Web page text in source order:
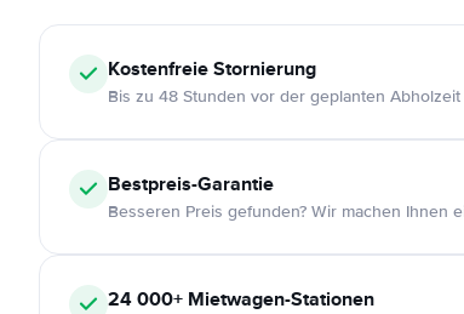
KostenfreieStornierung
Bis zu 48 Stunden vor der geplanten Abholzeit
Bestpreis-Garantie
Besseren Preis gefunden? Wir machen Ihnen
24 000+ Mietwagen-Stationen